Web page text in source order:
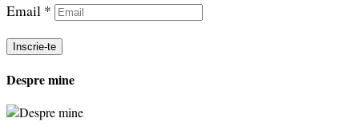
Email *
Despre mine